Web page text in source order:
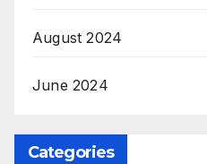
August 2024
June 2024
Categories